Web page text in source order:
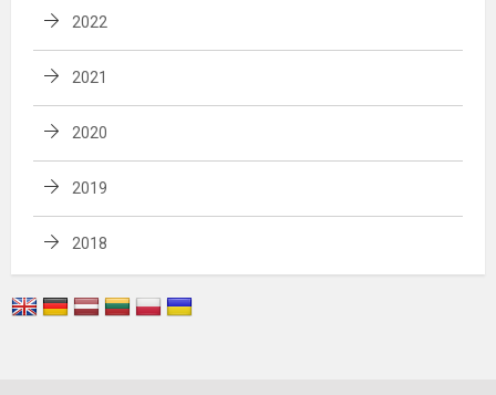
2022
2021
2020
2019
2018